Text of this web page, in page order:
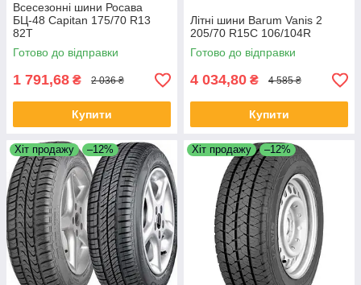
Всесезонні шини Росава
БЦ-48 Capitan 175/70 R13
82T
Готово до відправки
1 791,68 ₴ 2 036 ₴
Купити
Літні шини Barum Vanis 2
205/70 R15C 106/104R
Готово до відправки
4 034,80 ₴ 4 585 ₴
Купити
Хіт продажу –12% Хіт продажу –12%